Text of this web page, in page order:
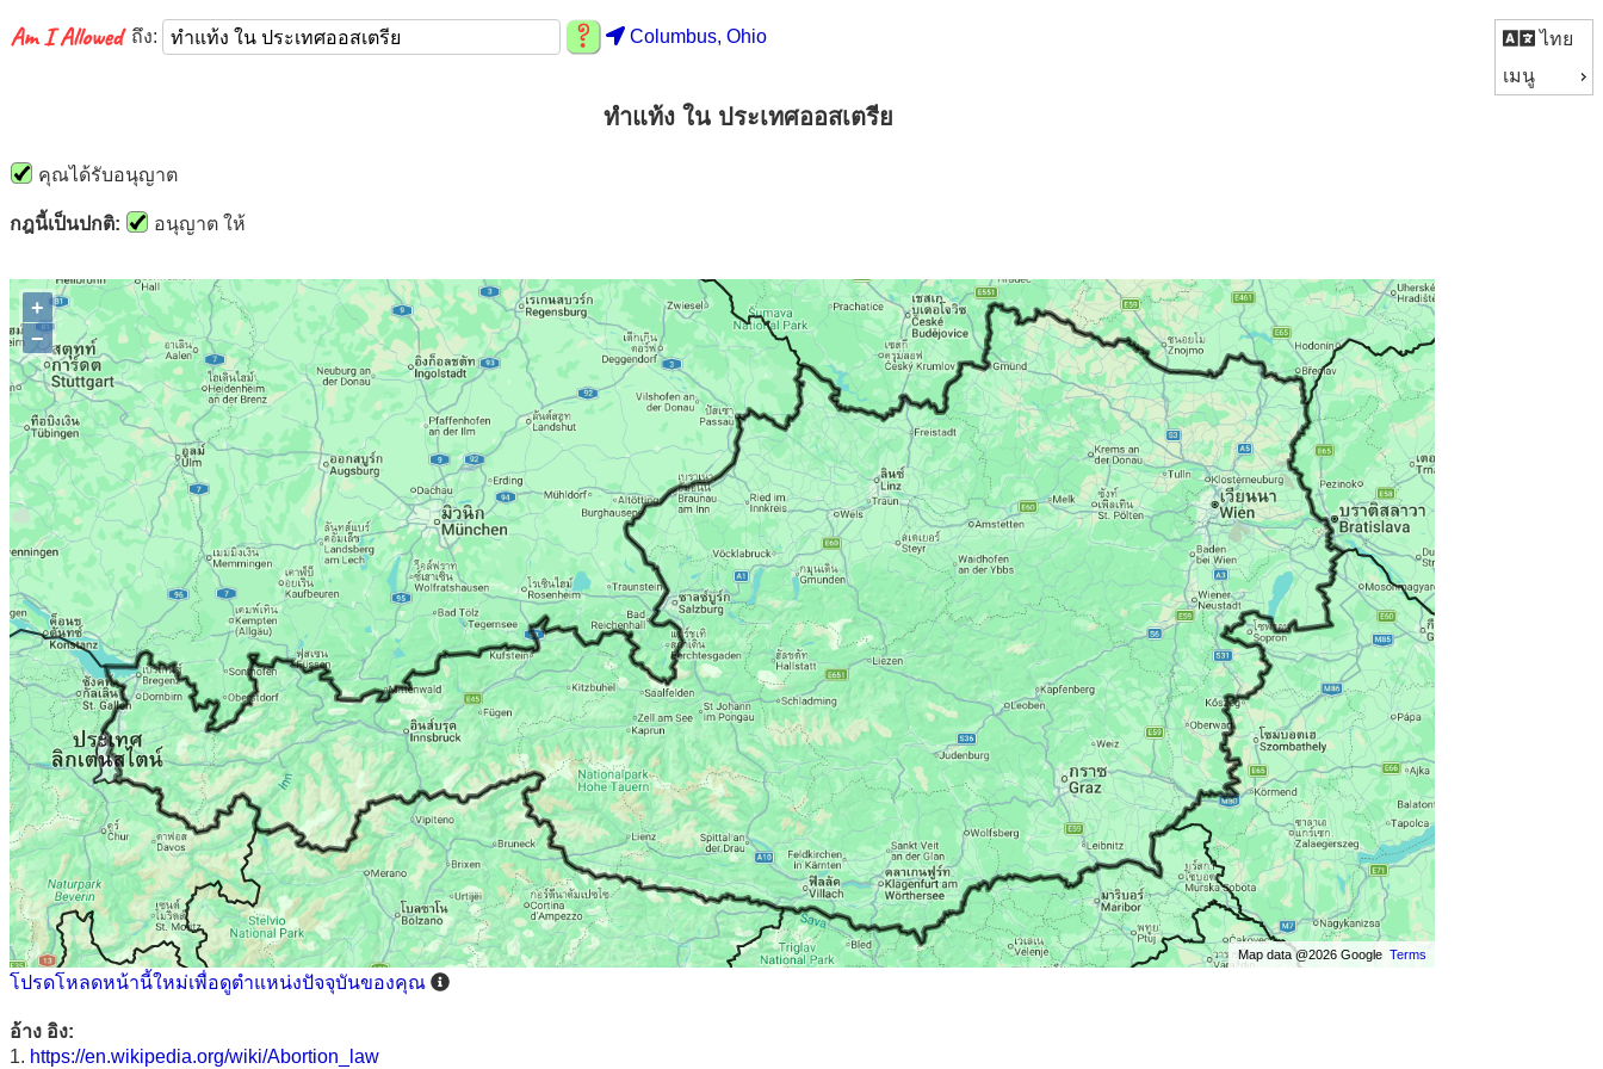
ไทย
เมนู
ถึง: Columbus, Ohio
ทำแท้ง ใน ประเทศออสเตรีย
คุณได้รับอนุญาต
กฎนี้เป็นปกติ: อนุญาต ให้
+
−
Map data @2026 Google Terms
โปรดโหลดหน้านี้ใหม่เพื่อดูตำแหน่งปัจจุบันของคุณ
อ้าง อิง:
1. https://en.wikipedia.org/wiki/Abortion_law